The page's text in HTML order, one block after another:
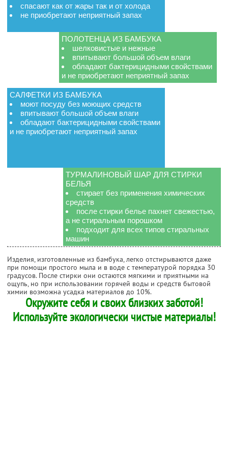
спасают как от жары так и от холода
не приобретают неприятный запах
ПОЛОТЕНЦА ИЗ БАМБУКА
шелковистые и нежные
впитывают большой объем влаги
обладают бактерицидными свойствами
и не приобретают неприятный запах
САЛФЕТКИ ИЗ БАМБУКА
моют посуду без моющих средств
впитывают большой объем влаги
обладают бактерицидными свойствами
и не приобретают неприятный запах
ТУРМАЛИНОВЫЙ ШАР ДЛЯ СТИРКИ
БЕЛЬЯ
стирает без применения химических
средств
после стирки белье пахнет свежестью,
а не стиральным порошком
подходит для всех типов стиральных
машин
Изделия, изготовленные из бамбука, легко отстирываются даже
при помощи простого мыла и в воде с температурой порядка 30
градусов. После стирки они остаются мягкими и приятными на
ощупь, но при использовании горячей воды и средств бытовой
химии возможна усадка материалов до 10%.
Окружите себя и своих близких заботой!
Используйте экологически чистые материалы!